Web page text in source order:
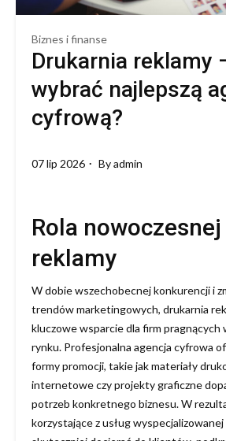
Biznes i finanse
Drukarnia reklamy
wybrać najlepszą
cyfrową?
07 lip 2026 Byadmin
Rola
reklamy
W dobie wszechobecnej konkurencji i
trendów marketingowych, drukarnia
kluczowe wsparcie dla firm pragnących
rynku. Profesjonalna agencja cyfrowa
formy promocji, takie jak materiały
internetowe czy projekty graficzne
potrzeb konkretnego biznesu. W
korzystające z usług